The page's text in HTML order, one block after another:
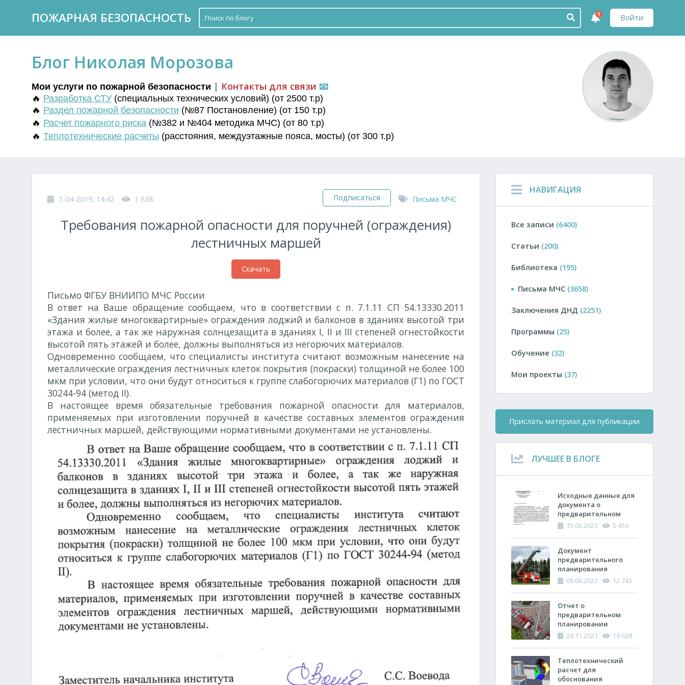
ПОЖАРНАЯ БЕЗОПАСНОСТЬ Войти
1
Блог Николая Морозова
Мои услуги по пожарной безопасности | Контакты для связи 📧
🔥 Разработка СТУ (специальных технических условий) (от 2500 т.р)
🔥 Раздел пожарной безопасности (№87 Постановление) (от 150 т.р)
🔥 Расчет пожарного риска (№382 и №404 методика МЧС) (от 80 т.р)
🔥 Теплотехнические расчеты (расстояния, междуэтажные пояса, мосты) (от 300 т.р)
1-04-2019, 14:42 1 838 Подписаться Письма МЧС
Требования пожарной опасности для поручней (ограждения)
лестничных маршей
Скачать
Письмо ФГБУ ВНИИПО МЧС России
В ответ на Ваше обращение сообщаем, что в соответствии с п. 7.1.11 СП 54.13330.2011
«Здания жилые многоквартирные» ограждения лоджий и балконов в зданиях высотой три
этажа и более, а так же наружная солнцезащита в зданиях I, II и III степеней огнестойкости
высотой пять этажей и более, должны выполняться из негорючих материалов.
Одновременно сообщаем, что специалисты института считают возможным нанесение на
металлические ограждения лестничных клеток покрытия (покраски) толщиной не более 100
мкм при условии, что они будут относиться к группе слабогорючих материалов (Г1) по ГОСТ
30244-94 (метод II).
В настоящее время обязательные требования пожарной опасности для материалов,
применяемых при изготовлении поручней в качестве составных элементов ограждения
лестничных маршей, действующими нормативными документами не установлены.
НАВИГАЦИЯ
Все записи (6400)
Статьи (200)
Библиотека (195)
Письма МЧС (3658)
Заключения ДНД (2251)
Программы (25)
Обучение (32)
Мои проекты (37)
Прислать материал для публикации
ЛУЧШЕЕ В БЛОГЕ
Исходные данные для
документа о
предварительном
планировании
подразделений по
тушению пожара
15.06.2023 5 456
Документ
предварительного
планирования
действий по тушению
спасательных работ
(ОПП)
09.06.2023 12 743
Отчет о
предварительном
планировании
действий пожарно-
тушению пожара и
проведению
аварийно-
29.11.2021 19 628
Теплотехнический
расчет ​для
обоснования